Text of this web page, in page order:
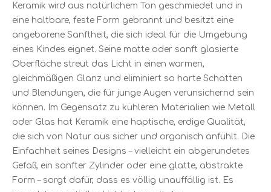
Keramik wird aus natürlichem Ton geschmiedet und in
eine haltbare, feste Form gebrannt und besitzt eine
angeborene Sanftheit, die sich ideal für die Umgebung
eines Kindes eignet. Seine matte oder sanft glasierte
Oberfläche streut das Licht in einen warmen,
gleichmäßigen Glanz und eliminiert so harte Schatten
und Blendungen, die für junge Augen verunsichernd sein
können. Im Gegensatz zu kühleren Materialien wie Metall
oder Glas hat Keramik eine haptische, erdige Qualität,
die sich von Natur aus sicher und organisch anfühlt. Die
Einfachheit seines Designs – vielleicht ein abgerundetes
Gefäß, ein sanfter Zylinder oder eine glatte, abstrakte
Form – sorgt dafür, dass es völlig unauffällig ist. Es